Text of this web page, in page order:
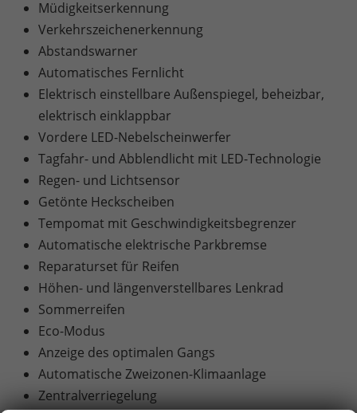
Müdigkeitserkennung
Verkehrszeichenerkennung
Abstandswarner
Automatisches Fernlicht
Elektrisch einstellbare Außenspiegel, beheizbar,
elektrisch einklappbar
Vordere LED-Nebelscheinwerfer
Tagfahr- und Abblendlicht mit LED-Technologie
Regen- und Lichtsensor
Getönte Heckscheiben
Tempomat mit Geschwindigkeitsbegrenzer
Automatische elektrische Parkbremse
Reparaturset für Reifen
Höhen- und längenverstellbares Lenkrad
Sommerreifen
Eco-Modus
Anzeige des optimalen Gangs
Automatische Zweizonen-Klimaanlage
Zentralverriegelung